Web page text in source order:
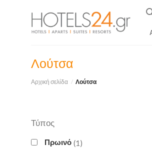
Λούτσα
Αρχική σελίδα / Λούτσα
Τύπος
Πρωινό 1